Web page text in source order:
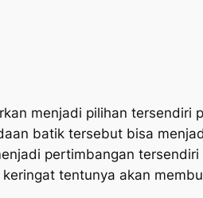
menjadi pilihan tersendiri
batik tersebut bisa
pertimbangan
tentunya akan